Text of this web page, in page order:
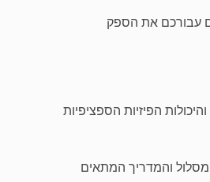
עבורכם את הספק
הפיזיות הספציפיות
והמדריך המתאים